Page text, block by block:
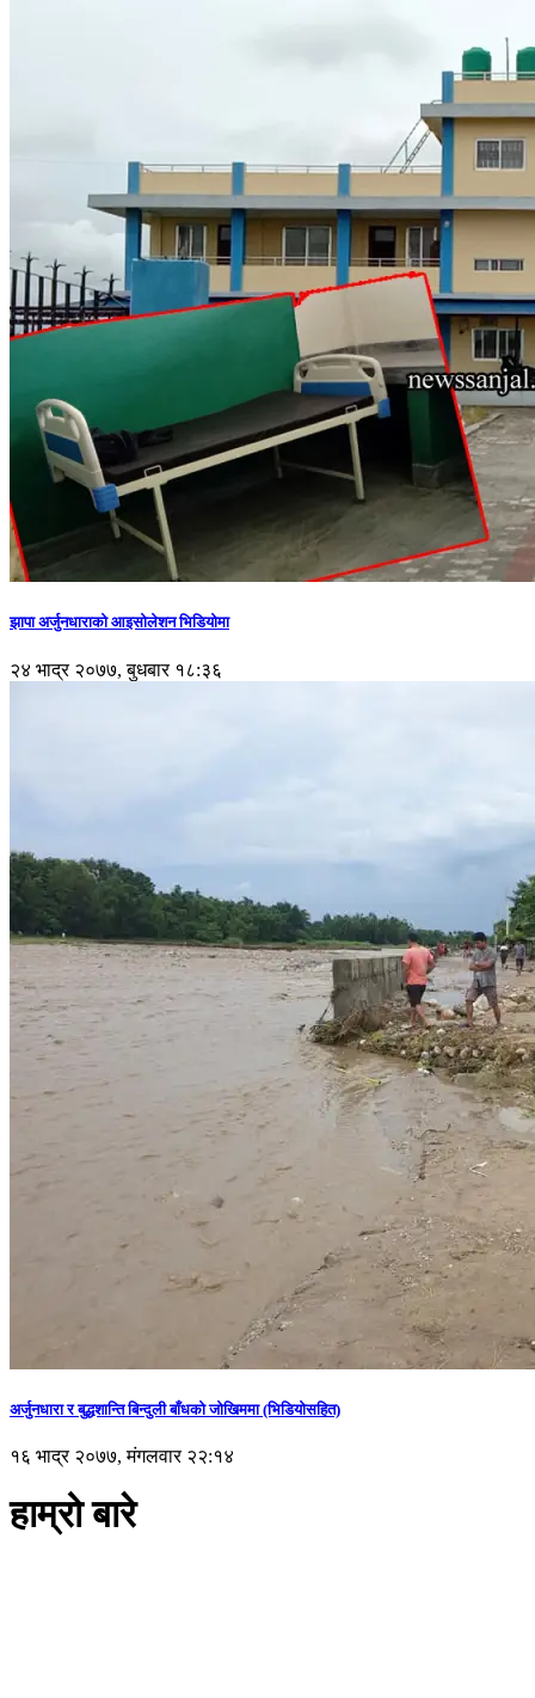
झापा अर्जुनधाराको आइसोलेशन भिडियोमा
२४ भाद्र २०७७, बुधबार १८:३६
अर्जुनधारा र बुद्धशान्ति बिन्दुली बाँधको जोखिममा (भिडियाेसहित)
१६ भाद्र २०७७, मंगलवार २२:१४
हाम्रो बारे